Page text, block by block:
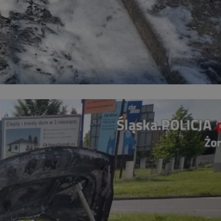
sesji.
sesji.
sesji.
ludzi i
internetowej,
raportów
internetowej.
identyfikatora
obsługuje
optymalizacji
przechowywania
do usług
użytkownik
lub reklamy.
o zgodzie
dotyczących
z witryny.
prywatności
przestrzeganie